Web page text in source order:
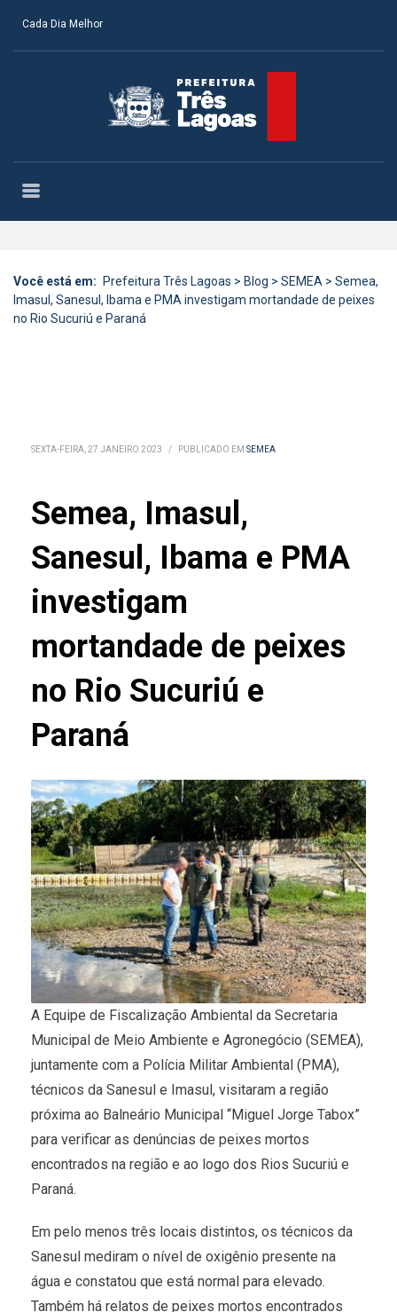
Cada Dia Melhor
Você está em: Prefeitura Três Lagoas > Blog > SEMEA > Semea,
Imasul, Sanesul, Ibama e PMA investigam mortandade de peixes
no Rio Sucuriú e Paraná
SEXTA-FEIRA, 27 JANEIRO 2023 / PUBLICADO EM SEMEA
Semea, Imasul,
Sanesul, Ibama e PMA
investigam
mortandade de peixes
no Rio Sucuriú e
Paraná
A Equipe de Fiscalização Ambiental da Secretaria
Municipal de Meio Ambiente e Agronegócio (SEMEA),
juntamente com a Polícia Militar Ambiental (PMA),
técnicos da Sanesul e Imasul, visitaram a região
próxima ao Balneário Municipal “Miguel Jorge Tabox”
para verificar as denúncias de peixes mortos
encontrados na região e ao logo dos Rios Sucuriú e
Paraná.
Em pelo menos três locais distintos, os técnicos da
Sanesul mediram o nível de oxigênio presente na
água e constatou que está normal para elevado.
Também há relatos de peixes mortos encontrados